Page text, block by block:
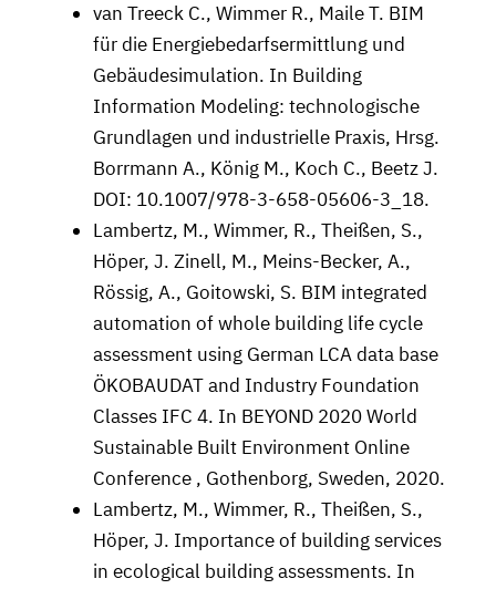
van Treeck C., Wimmer R., Maile T. BIM
für die Energiebedarfsermittlung und
Gebäudesimulation. In Building
Information Modeling: technologische
Grundlagen und industrielle Praxis, Hrsg.
Borrmann A., König M., Koch C., Beetz J.
DOI: 10.1007/978-3-658-05606-3_18.
Lambertz, M., Wimmer, R., Theißen, S.,
Höper, J. Zinell, M., Meins-Becker, A.,
Rössig, A., Goitowski, S. BIM integrated
automation of whole building life cycle
assessment using German LCA data base
ÖKOBAUDAT and Industry Foundation
Classes IFC 4. In BEYOND 2020 World
Sustainable Built Environment Online
Conference , Gothenborg, Sweden, 2020.
Lambertz, M., Wimmer, R., Theißen, S.,
Höper, J. Importance of building services
in ecological building assessments. In